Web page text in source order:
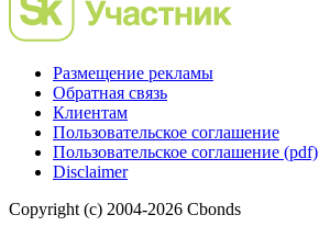
Размещение рекламы
Обратная связь
Клиентам
Пользовательское соглашение
Пользовательское соглашение (pdf)
Disclaimer
Copyright (c) 2004-2026 Cbonds